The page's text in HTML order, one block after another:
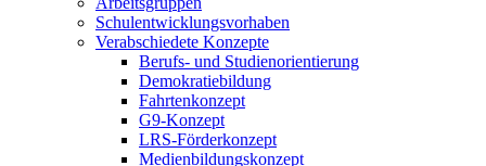
Schulentwicklungsvorhaben
Verabschiedete Konzepte
Berufs- und Studienorientierung
Demokratiebildung
Fahrtenkonzept
G9-Konzept
LRS-Förderkonzept
Medienbildungskonzept